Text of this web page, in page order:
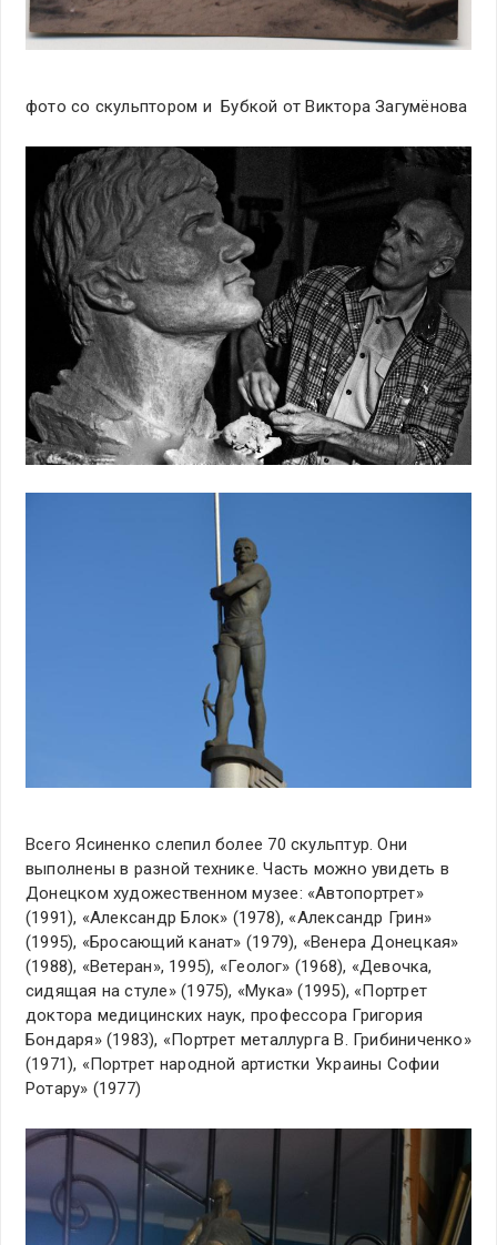
фото со скульптором и Бубкой от Виктора Загумёнова
Всего Ясиненко слепил более 70 скульптур. Они
выполнены в разной технике. Часть можно увидеть в
Донецком художественном музее: «Автопортрет»
(1991), «Александр Блок» (1978), «Александр Грин»
(1995), «Бросающий канат» (1979), «Венера Донецкая»
(1988), «Ветеран», 1995), «Геолог» (1968), «Девочка,
сидящая на стуле» (1975), «Мука» (1995), «Портрет
доктора медицинских наук, профессора Григория
Бондаря» (1983), «Портрет металлурга В. Грибиниченко»
(1971), «Портрет народной артистки Украины Софии
Ротару» (1977)